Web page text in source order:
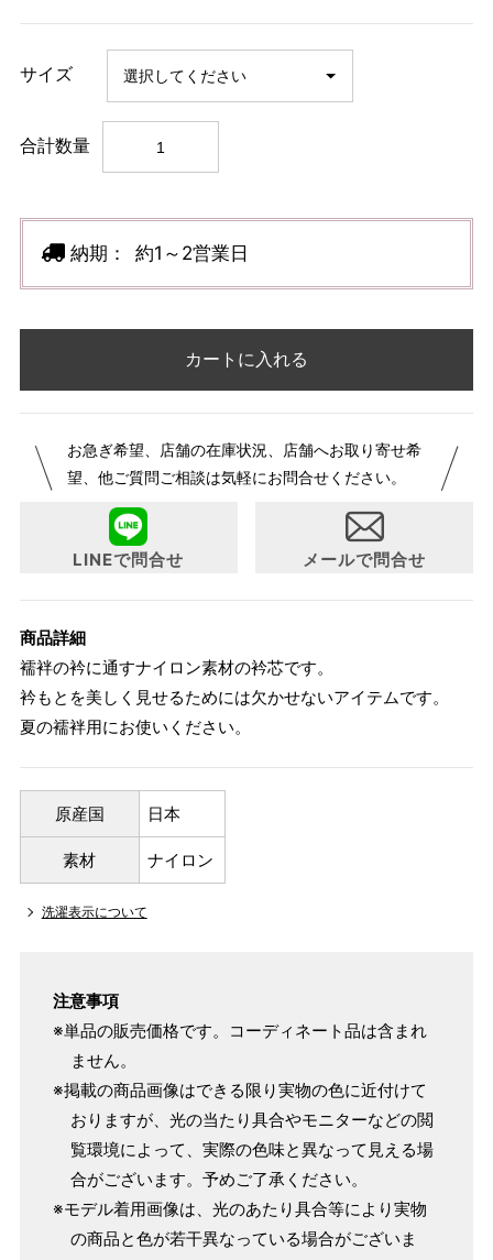
サイズ
合計数量
納期： 約1～2営業日
カートに入れる
お急ぎ希望、店舗の在庫状況、店舗へお取り寄せ希
望、他ご質問ご相談は気軽にお問合せください。
LINEで問合せ メールで問合せ
商品詳細
襦袢の衿に通すナイロン素材の衿芯です。
衿もとを美しく見せるためには欠かせないアイテムです。
夏の襦袢用にお使いください。
原産国 日本
素材 ナイロン
洗濯表示について
注意事項
※単品の販売価格です。コーディネート品は含まれ
ません。
※掲載の商品画像はできる限り実物の色に近付けて
おりますが、光の当たり具合やモニターなどの閲
覧環境によって、実際の色味と異なって見える場
合がございます。予めご了承ください。
※モデル着用画像は、光のあたり具合等により実物
の商品と色が若干異なっている場合がございま